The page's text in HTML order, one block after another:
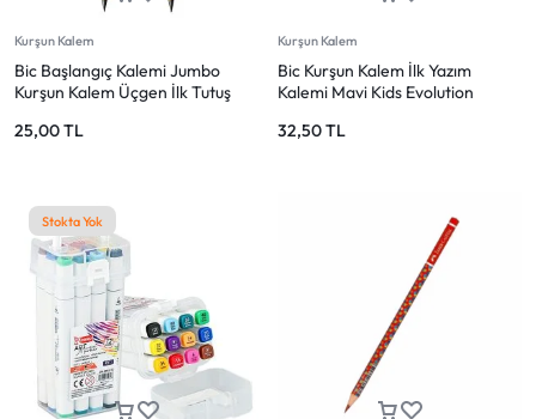
Kurşun Kalem
Bic Başlangıç Kalemi Jumbo
Kurşun Kalem Üçgen İlk Tutuş
25,00TL
Kurşun Kalem
Bic Kurşun Kalem İlk Yazım
Kalemi Mavi Kids Evolution
32,50TL
Stokta Yok